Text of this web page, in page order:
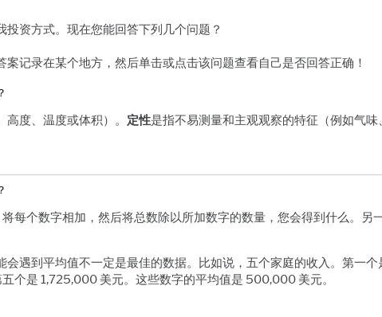
资方式。现在您能回答下列几个问题？
记录在某个地方，然后单击或点击该问题查看自己是否回答正确！
度、温度或体积）。 定性是指不易测量和主观观察的特征（例如气味
每个数字相加，然后将总数除以所加数字的数量，您会得到什么。另
会遇到平均值不一定是最佳的数据。比如说，五个家庭的收入。第一
个是 1,725,000 美元。这些数字的平均值是 500,000 美元。